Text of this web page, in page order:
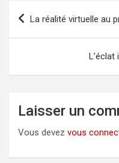
Navigation
de
La réalité virtuelle au
Laisser un
Vous devez vous